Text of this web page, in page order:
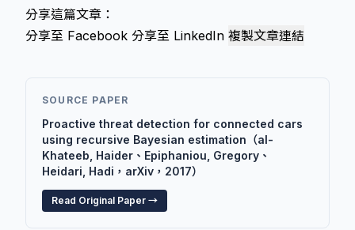
分享這篇文章：
分享至 Facebook 分享至 LinkedIn 複製文章連結
SOURCE PAPER
Proactive threat detection for connected cars
using recursive Bayesian estimation（al-
Khateeb, Haider、Epiphaniou, Gregory、
Heidari, Hadi，arXiv，2017）
Read Original Paper →